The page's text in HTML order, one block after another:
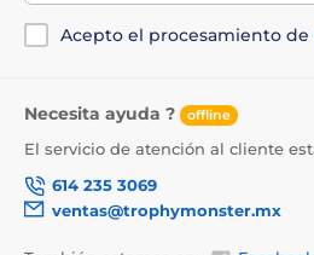
Acepto el procesamiento de
Necesita ayuda ? offline
El servicio de atención al cliente
614 235 3069
ventas@trophymonster.mx